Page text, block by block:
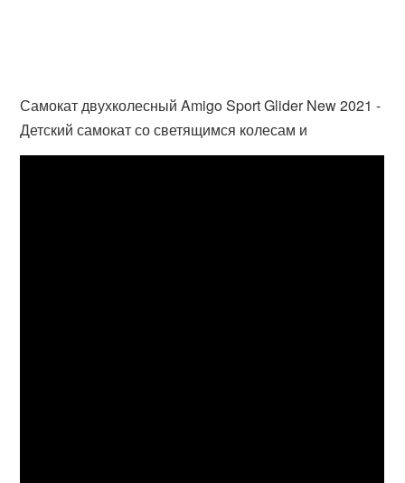
Самокат двухколесный Amigo Sport Glider New 2021 -
Детский самокат со светящимся колесам и